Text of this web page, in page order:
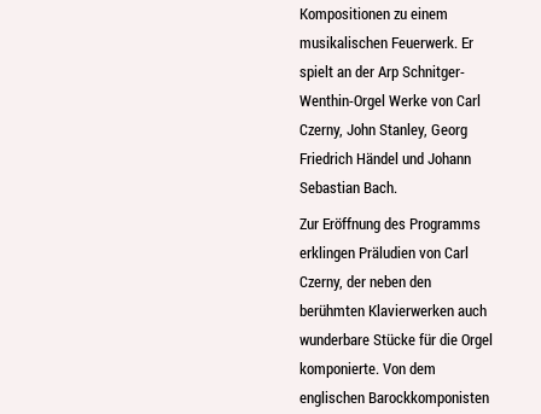
Kompositionen zu einem
musikalischen Feuerwerk. Er
spielt an der Arp Schnitger-
Wenthin-Orgel Werke von Carl
Czerny, John Stanley, Georg
Friedrich Händel und Johann
Sebastian Bach.
Zur Eröffnung des Programms
erklingen Präludien von Carl
Czerny, der neben den
berühmten Klavierwerken auch
wunderbare Stücke für die Orgel
komponierte. Von dem
englischen Barockkomponisten